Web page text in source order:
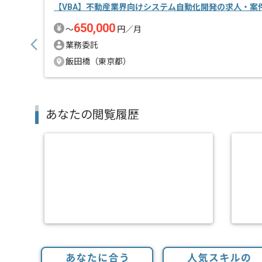
【VBA】不動産業界向けシステム自動化開発の求人・案
〜650,000 円／月
業務委託
飯田橋（東京都）
あなたの閲覧履歴